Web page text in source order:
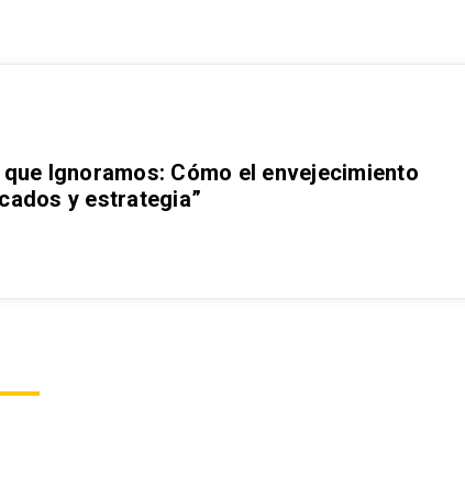
Ignoramos: Cómo el envejecimiento
y estrategia”